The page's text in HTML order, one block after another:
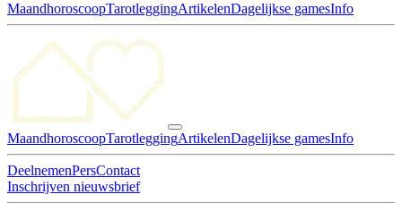
MaandhoroscoopTarotleggingArtikelenDagelijkse gamesInfo
MaandhoroscoopTarotleggingArtikelenDagelijkse gamesInfo
DeelnemenPersContact
Inschrijven nieuwsbrief